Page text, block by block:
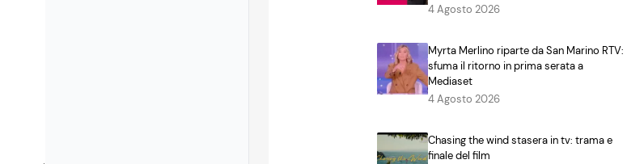
4 Agosto 2026
Myrta Merlino riparte da San Marino RTV:
sfuma il ritorno in prima serata a
Mediaset
4 Agosto 2026
Chasing the wind stasera in tv: trama e
finale del film